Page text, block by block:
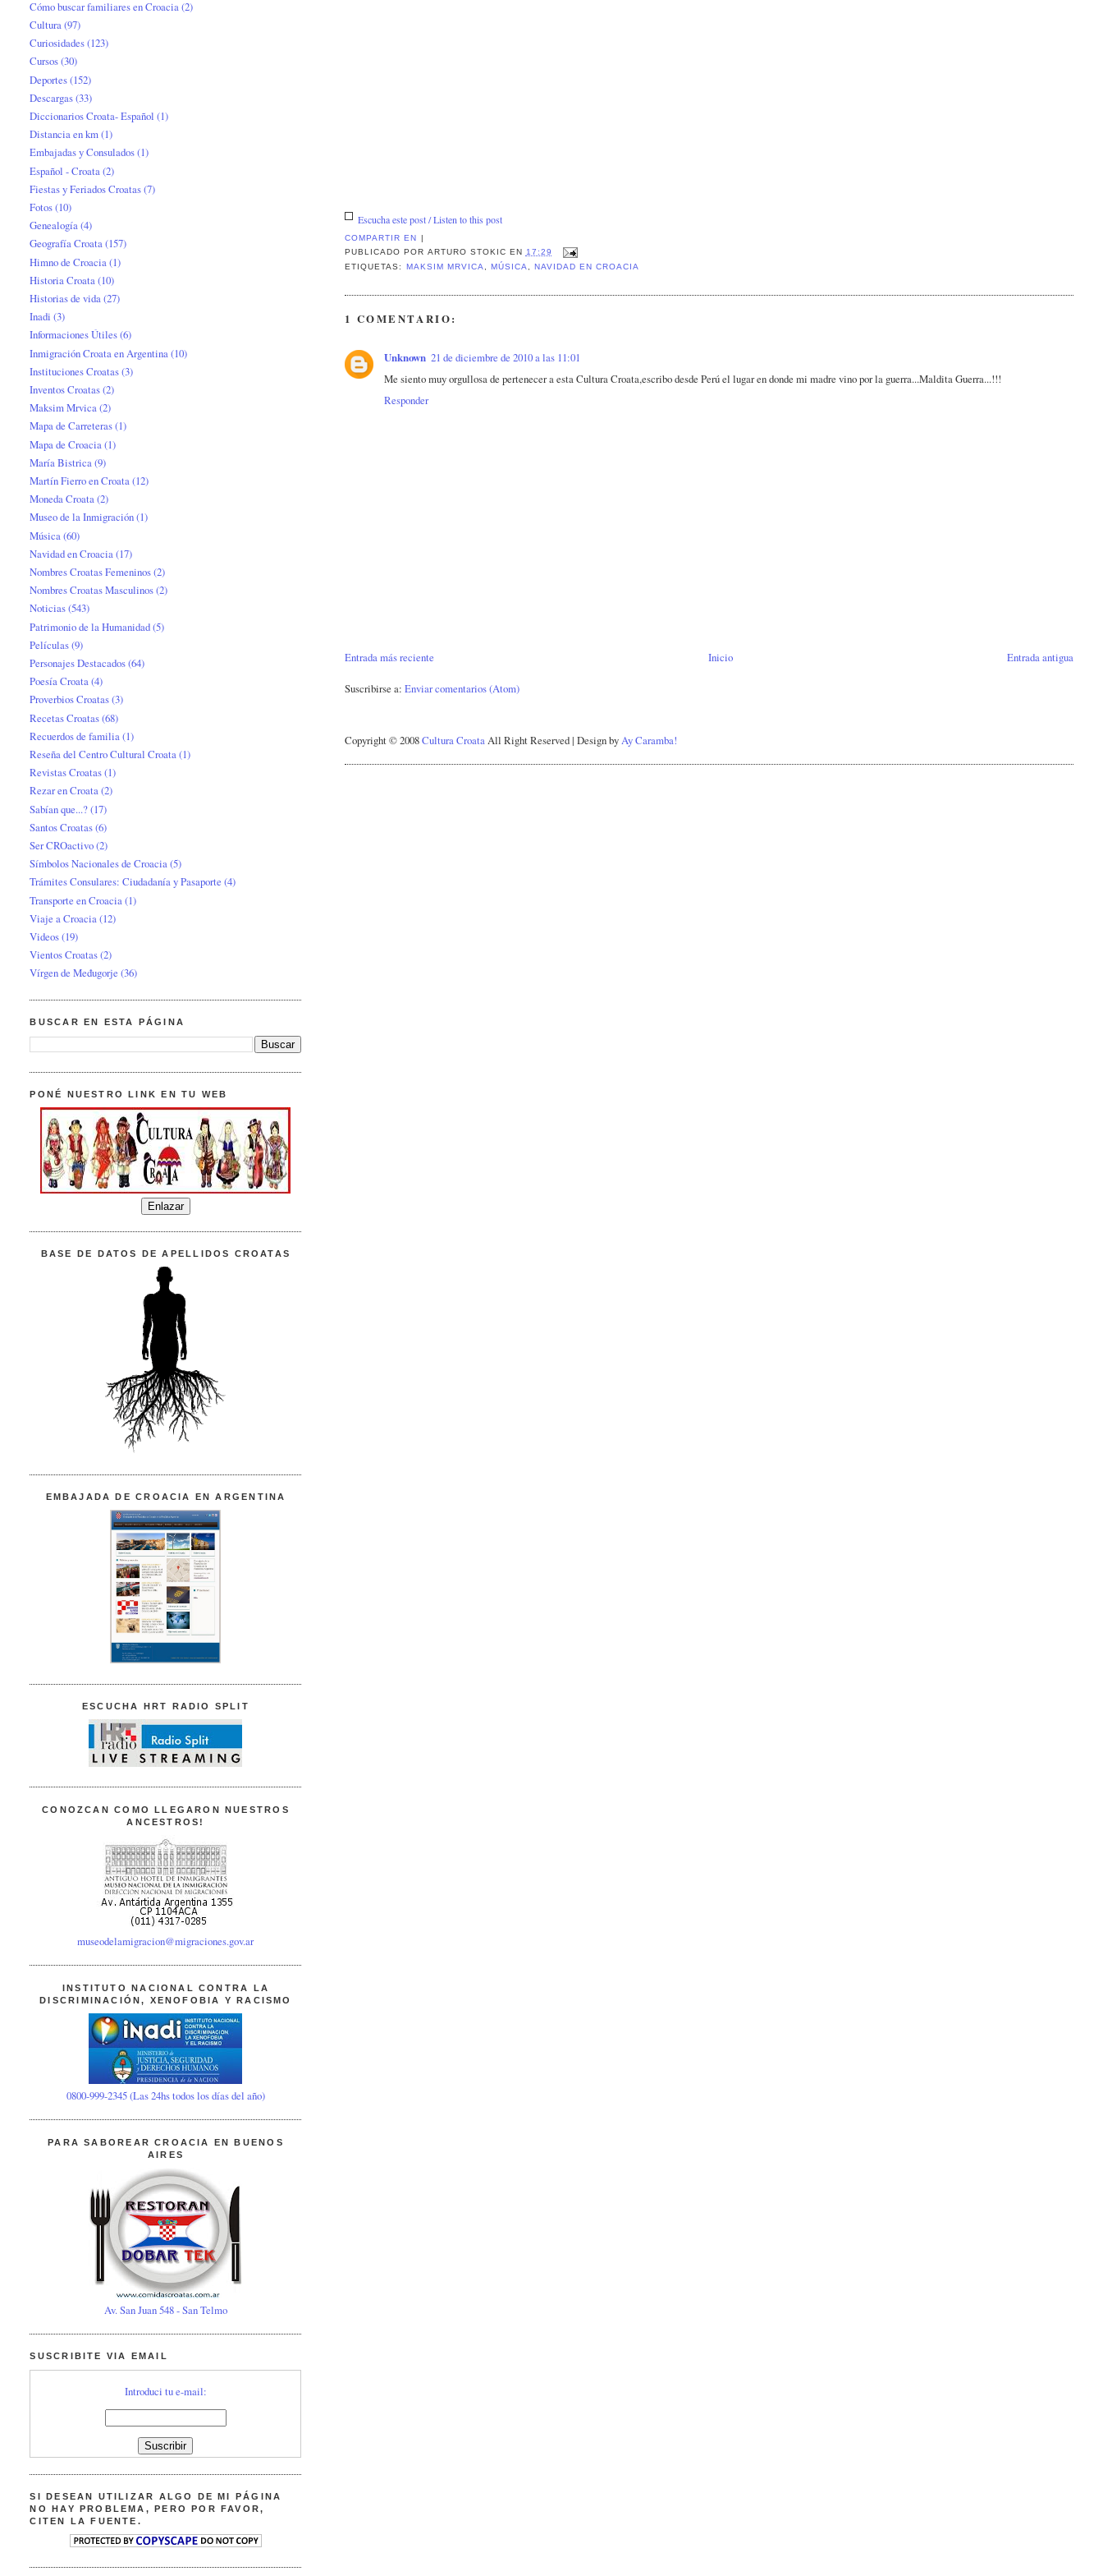
Escucha este post / Listen to this post
COMPARTIR EN
|
PUBLICADO POR ARTURO STOKIC EN 17:29
ETIQUETAS: MAKSIM MRVICA MÚSICA NAVIDAD EN CROACIA
1 COMENTARIO:
Unknown 21 de diciembre de 2010 a las 11:01
Me siento muy orgullosa de pertenecer a esta Cultura Croata,escribo desde Perú el lugar en donde mi madre vino por la guerra...Maldita Guerra...!!!
Responder
Entrada más reciente Entrada antigua
Inicio
Suscribirse a:Enviar comentarios (Atom)
Copyright © 2008Cultura CroataAll Right Reserved | Design byAy Caramba!
Cómo buscar familiares en Croacia(2)
Cultura(97)
Curiosidades(123)
Cursos(30)
Deportes(152)
Descargas(33)
Diccionarios Croata- Español (1)
Distancia en km(1)
Embajadas y Consulados(1)
Español - Croata (2)
Fiestas y Feriados Croatas(7)
Fotos(10)
Genealogía(4)
Geografía Croata(157)
Himno de Croacia (1)
Historia Croata(10)
Historias de vida(27)
Inadi (3)
Informaciones Útiles(6)
Inmigración Croata en Argentina (10)
Instituciones Croatas(3)
Inventos Croatas(2)
Maksim Mrvica(2)
Mapa de Carreteras(1)
Mapa de Croacia (1)
María Bistrica(9)
Martín Fierro en Croata(12)
Moneda Croata(2)
Museo de la Inmigración(1)
Música (60)
Navidad en Croacia(17)
Nombres Croatas Femeninos(2)
Nombres Croatas Masculinos(2)
Noticias(543)
Patrimonio de la Humanidad(5)
Películas(9)
Personajes Destacados(64)
Poesía Croata(4)
Proverbios Croatas(3)
Recetas Croatas(68)
Recuerdos de familia(1)
Reseña del Centro Cultural Croata(1)
Revistas Croatas(1)
Rezar en Croata(2)
Sabían que...?(17)
Santos Croatas(6)
Ser CROactivo(2)
Símbolos Nacionales de Croacia(5)
Trámites Consulares: Ciudadanía y Pasaporte (4)
Transporte en Croacia(1)
Viaje a Croacia(12)
Videos(19)
Vientos Croatas(2)
Vírgen de Međugorje (36)
BUSCAR EN ESTA PÁGINA
PONÉ NUESTRO LINK EN TU WEB
BASE DE DATOS DE APELLIDOS CROATAS
EMBAJADA DE CROACIA EN ARGENTINA
ESCUCHA HRT RADIO SPLIT
CONOZCAN COMO LLEGARON NUESTROS
ANCESTROS!
museodelamigracion@migraciones.gov.ar
INSTITUTO NACIONAL CONTRA LA
DISCRIMINACIÓN, XENOFOBIA Y RACISMO
0800-999-2345 (Las 24hs todos los días del año)
PARA SABOREAR CROACIA EN BUENOS
AIRES
Av. San Juan 548 - San Telmo
SUSCRIBITE VIA EMAIL
Introduci tu e-mail:
SI DESEAN UTILIZAR ALGO DE MI PÁGINA
NO HAY PROBLEMA, PERO POR FAVOR,
CITEN LA FUENTE.